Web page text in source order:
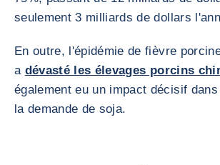
seulement 3 milliards de dollars
En outre, l'épidémie de fièvre
a dévasté les élevages porcins
également eu un impact décisif
la demande de soja.